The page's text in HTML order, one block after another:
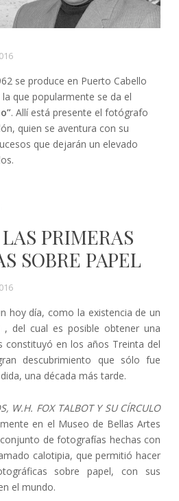
se produce en Puerto Cabello
que popularmente se da el
. Allí está presente el fotógrafo
quien se aventura con su
que dejarán un elevado
PRIMERAS
SOBRE PAPEL
hoy día, como la existencia de un
del cual es posible obtener una
constituyó en los años Treinta del
descubrimiento que sólo fue
una década más tarde.
W.H. FOX TALBOT Y SU CÍRCULO
en el Museo de Bellas Artes
de fotografías hechas con
calotipia, que permitió hacer
sobre papel, con sus
el mundo.